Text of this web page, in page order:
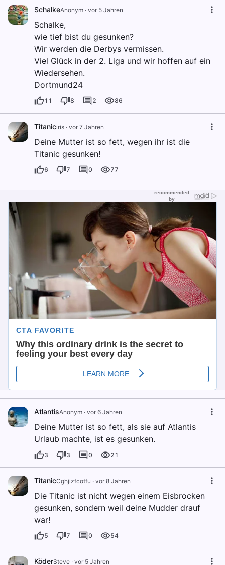
SchalkeAnonym · vor 5 Jahren
Schalke,
wie tief bist du gesunken?
Wir werden die Derbys vermissen.
Viel Glück in der 2. Liga und wir hoffen auf ein
Wiedersehen.
Dortmund24
11 8 2 86
Titaniciris · vor 7 Jahren
Deine Mutter ist so fett, wegen ihr ist die
Titanic gesunken!
6 7 0 77
AtlantisAnonym · vor 6 Jahren
Deine Mutter ist so fett, als sie auf Atlantis
Urlaub machte, ist es gesunken.
3 3 0 21
TitanicCghjizfcotfu · vor 8 Jahren
Die Titanic ist nicht wegen einem Eisbrocken
gesunken, sondern weil deine Mudder drauf
war!
5 7 0 54
KöderSteve · vor 5 Jahren